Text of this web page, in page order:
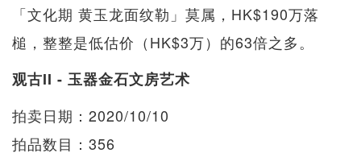
「文化期 黄玉龙面纹勒」莫属，HK$190万落
槌，整整是低估价（HK$3万）的63倍之多。
观古II - 玉器金石文房艺术
拍卖日期：2020/10/10
拍品数目：356